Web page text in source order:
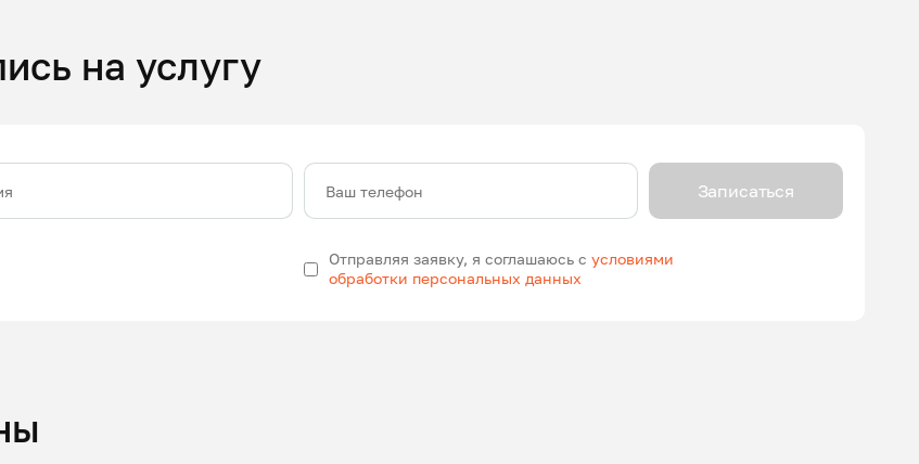
на услугу
Ваш телефон
Отправляя заявку, я соглашаюсь сусловиями
обработки персональных данных
Записаться